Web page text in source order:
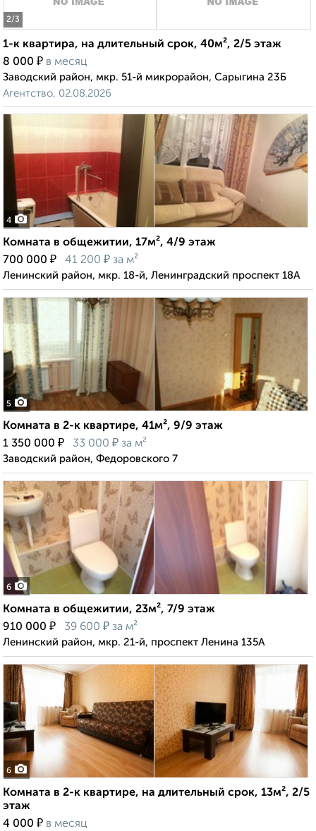
2/3
1-к квартира, на длительный срок, 40м², 2/5 этаж
8 000 ₽ в месяц
Заводский район, мкр. 51-й микрорайон, Сарыгина 23Б
Агентство, 02.08.2026
4
Комната в общежитии, 17м², 4/9 этаж
700 000 ₽ 41 200 ₽ за м²
Ленинский район, мкр. 18-й, Ленинградский проспект 18А
5
Комната в 2-к квартире, 41м², 9/9 этаж
1 350 000 ₽ 33 000 ₽ за м²
Заводский район, Федоровского 7
6
Комната в общежитии, 23м², 7/9 этаж
910 000 ₽ 39 600 ₽ за м²
Ленинский район, мкр. 21-й, проспект Ленина 135А
6
Комната в 2-к квартире, на длительный срок, 13м², 2/5
этаж
4 000 ₽ в месяц